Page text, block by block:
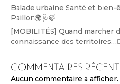
Balade urbaine Santé et bien-
Paillon🌍🩺🍃
[MOBILITÉS] Quand marcher
connaissance des
Commentaires
Aucun commentaire à afficher.